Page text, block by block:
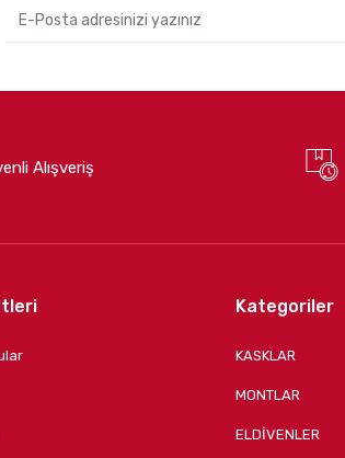
Alışveriş
Kategoriler
KASKLAR
MONTLAR
ELDİVENLER